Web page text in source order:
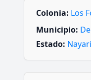
Colonia: Los
Municipio:
Estado: